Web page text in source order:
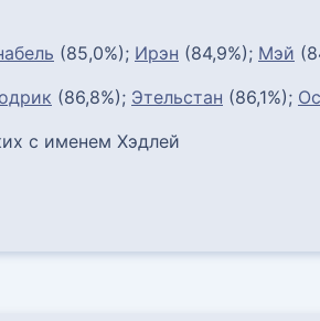
(85,0%); Ирэн (84,9%); Мэй
(86,8%); Этельстан (86,1%);
с именем Хэдлей